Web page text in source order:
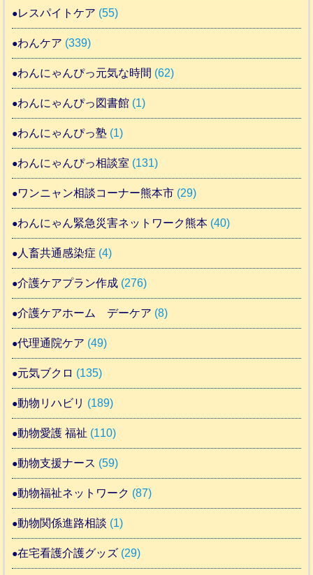
レスパイトケア (55)
わんケア (339)
わんにゃんぴっ元気な時間 (62)
わんにゃんぴっ図書館 (1)
わんにゃんぴっ塾 (1)
わんにゃんぴっ相談室 (131)
ワンニャン相談コーナー熊本市 (29)
わんにゃん緊急災害ネットワーク熊本 (40)
人畜共通感染症 (4)
介護ケアプラン作成 (276)
介護ケアホーム デーケア (8)
代理通院ケア (49)
元気ブクロ (135)
動物リハビリ (189)
動物愛護 福祉 (110)
動物支援ナース (59)
動物福祉ネットワーク (87)
動物関係進路相談 (1)
在宅看護介護グッズ (29)